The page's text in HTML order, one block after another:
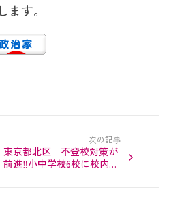
す。
次の記事
東京都北区 不登校対策が
前進‼︎小中学校6校に校内別